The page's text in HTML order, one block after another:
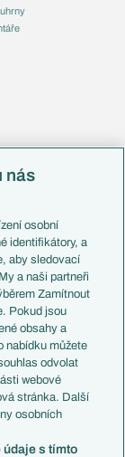
nás
osobní
identifikátory, a
aby sledovací
a naši partneři
Zamítnout
Pokud jsou
obsahy a
nabídku můžete
odvolat
webové
stránka. Další
osobních
údaje s tímto